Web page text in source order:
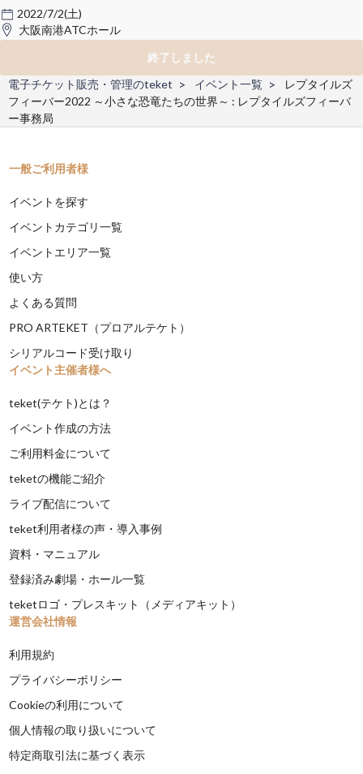
2022/7/2(土)
大阪南港ATCホール
終了しました
電子チケット販売・管理のteket
イベント一覧
レプタイルズ
フィーバー2022 ～小さな恐竜たちの世界～ : レプタイルズフィーバ
ー事務局
一般ご利用者様
イベントを探す
イベントカテゴリ一覧
イベントエリア一覧
使い方
よくある質問
PRO ARTEKET（プロアルテケト）
シリアルコード受け取り
イベント主催者様へ
teket(テケト)とは？
イベント作成の方法
ご利用料金について
teketの機能ご紹介
ライブ配信について
teket利用者様の声・導入事例
資料・マニュアル
登録済み劇場・ホール一覧
teketロゴ・プレスキット（メディアキット）
運営会社情報
利用規約
プライバシーポリシー
Cookieの利用について
個人情報の取り扱いについて
特定商取引法に基づく表示